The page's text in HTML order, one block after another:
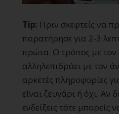
Tip: Πριν σκεφτείς να
παρατήρησε για 2-3
πρώτα. Ο τρόπος με τον
αλληλεπιδράει με τον
αρκετές πληροφορίες
είναι ζευγάρι ή όχι. Αν
ενδείξεις τότε μπορείς